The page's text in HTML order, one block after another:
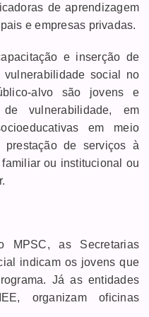
de aprendizagem
e empresas privadas.
e inserção de
social no
alvo são jovens e
vulnerabilidade, em
em meio
de serviços à
ou institucional ou
MPSC, as Secretarias
indicam os jovens que
Já as entidades
organizam oficinas